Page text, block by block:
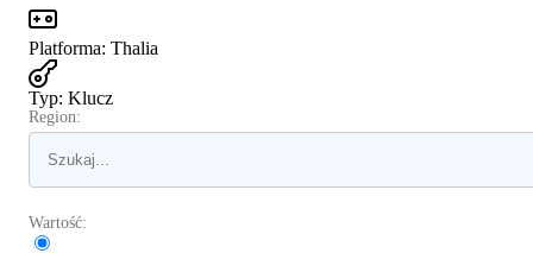
Platforma: Thalia
Typ: Klucz
Region:
Wartość: